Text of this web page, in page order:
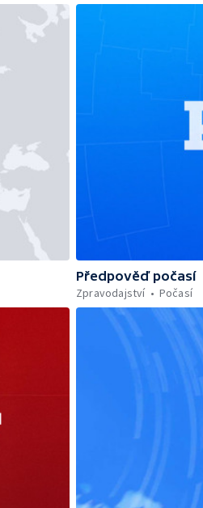
Předpověď počasí
Zpravodajství
Počasí